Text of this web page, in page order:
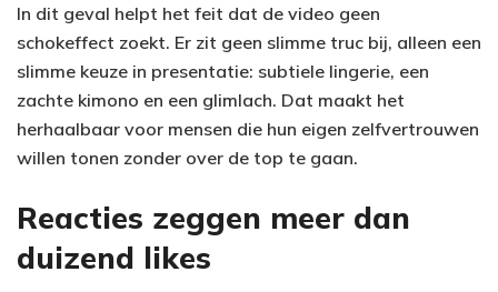
In dit geval helpt het feit dat de video geen
schokeffect zoekt. Er zit geen slimme truc bij, alleen een
slimme keuze in presentatie: subtiele lingerie, een
zachte kimono en een glimlach. Dat maakt het
herhaalbaar voor mensen die hun eigen zelfvertrouwen
willen tonen zonder over de top te gaan.
Reacties zeggen meer dan
duizend likes